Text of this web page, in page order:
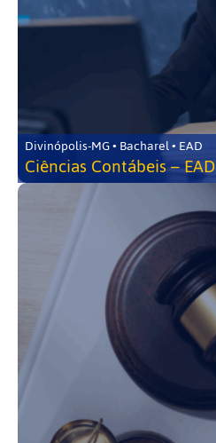
Divinópolis-MG • Bacharel • EAD
Ciências Contábeis – EAD